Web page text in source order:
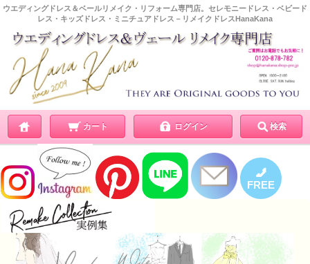
ウエディングドレス＆ベールリメイク・リフォーム専門店。セレモニードレス・ベビード
レス・キッズドレス・ミニチュアドレス－リメイクドレスHanaKana
カート ログイン 検索
📞
FREE